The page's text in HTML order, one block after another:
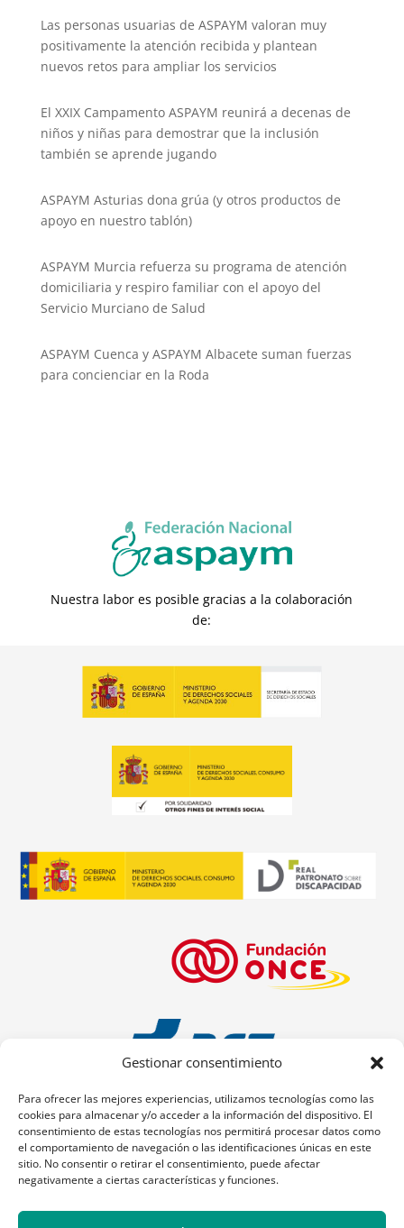
Gestionar consentimiento
Para ofrecer las mejores experiencias, utilizamos tecnologías como las
cookies para almacenar y/o acceder a la información del dispositivo. El
consentimiento de estas tecnologías nos permitirá procesar datos como
el comportamiento de navegación o las identificaciones únicas en este
sitio. No consentir o retirar el consentimiento, puede afectar
negativamente a ciertas características y funciones.
Las personas usuarias de ASPAYM valoran muy
positivamente la atención recibida y plantean
nuevos retos para ampliar los servicios
El XXIX Campamento ASPAYM reunirá a decenas de
niños y niñas para demostrar que la inclusión
también se aprende jugando
ASPAYM Asturias dona grúa (y otros productos de
apoyo en nuestro tablón)
ASPAYM Murcia refuerza su programa de atención
domiciliaria y respiro familiar con el apoyo del
Servicio Murciano de Salud
ASPAYM Cuenca y ASPAYM Albacete suman fuerzas
para concienciar en la Roda
Nuestra labor es posible gracias a la colaboración
de: